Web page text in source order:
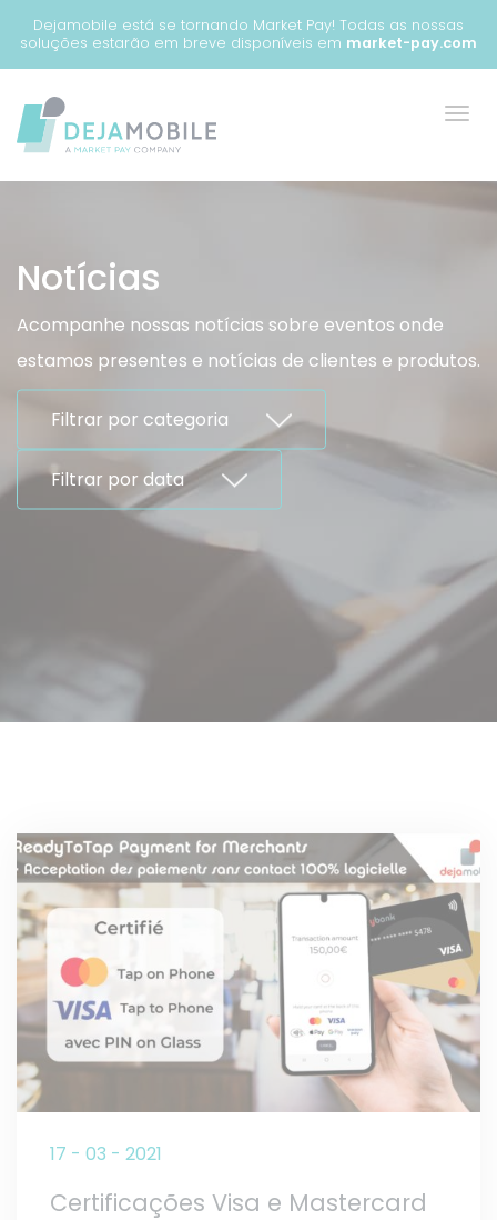
Dejamobile está se tornando Market Pay! Todas as nossas
soluções estarão em breve disponíveis em market-pay.com
Notícias
Acompanhe nossas notícias sobre eventos onde
estamos presentes e notícias de clientes e produtos.
Filtrar por categoria
Filtrar por data
17 - 03 - 2021
Certificações Visa e Mastercard